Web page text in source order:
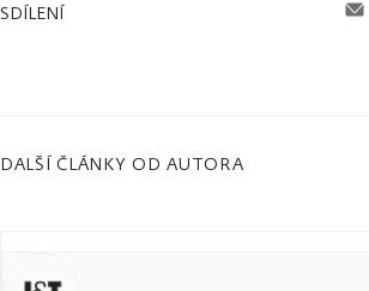
SDÍLENÍ
DALŠÍ ČLÁNKY OD AUTORA